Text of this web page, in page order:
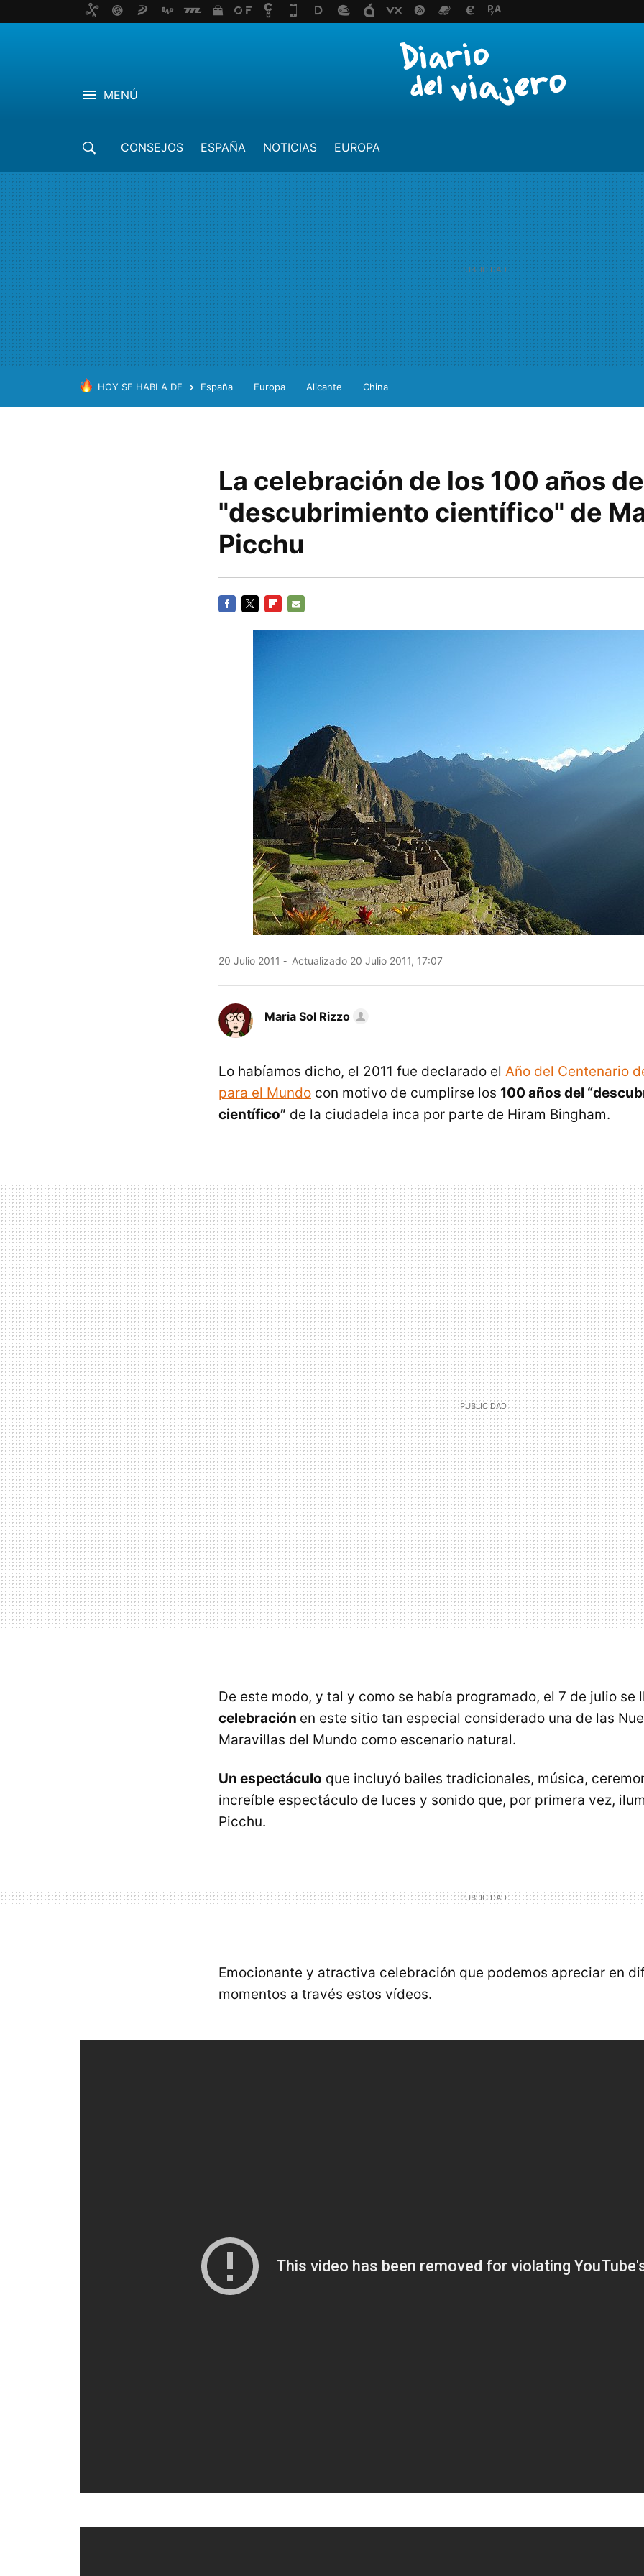
MENÚ
CONSEJOS ESPAÑA NOTICIAS EUROPA
HOY SE HABLA DE España Europa Alicante China
La celebración de los 100 años
"descubrimiento científico" de
Picchu
20 Julio 2011 Actualizado 20 Julio 2011, 17:07
Maria Sol Rizzo
Lo habíamos dicho, el 2011 fue declarado el Año del Centenario
para el Mundo con motivo de cumplirse los 100 años del
científico” de la ciudadela inca por parte de Hiram Bingham.
De este modo, y tal y como se había programado, el 7 de julio se
celebración en este sitio tan especial considerado una de las
Maravillas del Mundo como escenario natural.
Un espectáculo que incluyó bailes tradicionales, música,
increíble espectáculo de luces y sonido que, por primera vez,
Picchu.
Emocionante y atractiva celebración que podemos apreciar en
momentos a través estos vídeos.